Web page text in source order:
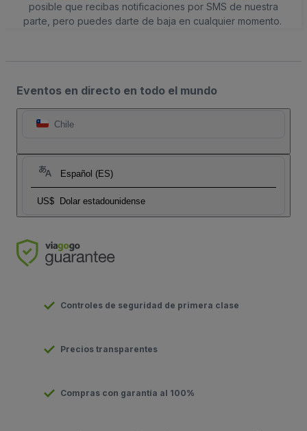
posible que recibas notificaciones por SMS de nuestra
parte, pero puedes darte de baja en cualquier momento.
Eventos en directo en todo el mundo
Chile
Español (ES)
US$ Dolar estadounidense
Controles de seguridad de primera clase
Precios transparentes
Compras con garantía al 100%